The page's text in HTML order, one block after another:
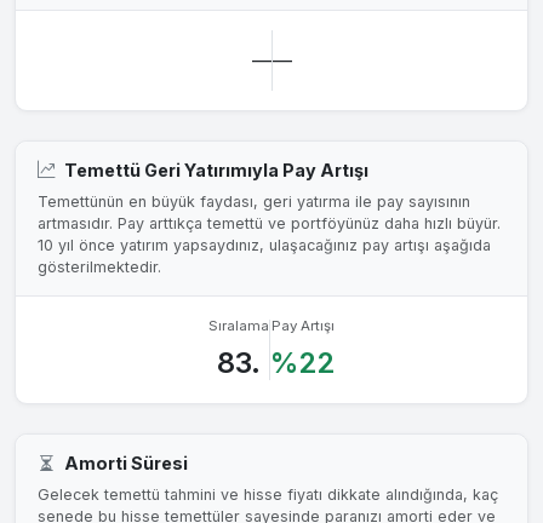
——
Temettü Geri Yatırımıyla Pay Artışı
Temettünün en büyük faydası, geri yatırma ile pay sayısının
artmasıdır. Pay arttıkça temettü ve portföyünüz daha hızlı büyür.
10 yıl önce yatırım yapsaydınız, ulaşacağınız pay artışı aşağıda
gösterilmektedir.
Sıralama
83.
Pay Artışı
%22
Amorti Süresi
Gelecek temettü tahmini ve hisse fiyatı dikkate alındığında, kaç
senede bu hisse temettüler sayesinde paranızı amorti eder ve